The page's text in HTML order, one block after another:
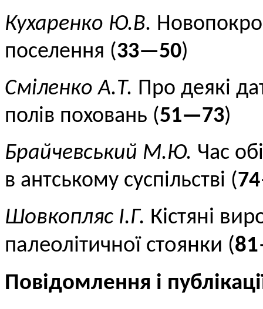
Кухаренко Ю.В.
поселення (33—50)
Сміленко А.Т. Про деякі
полів поховань (51—73)
Брайчевський М.Ю. Час
в антському суспільстві (
Шовкопляс І.Г. Кістяні
палеолітичної стоянки (
Повідомлення і